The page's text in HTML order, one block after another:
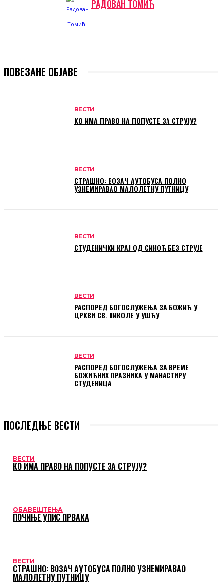
РАДОВАН ТОМИЋ
ПОВЕЗАНЕ ОБЈАВЕ
ВЕСТИ
КО ИМА ПРАВО НА ПОПУСТЕ ЗА СТРУЈУ?
ВЕСТИ
СТРАШНО: ВОЗАЧ АУТОБУСА ПОЛНО
УЗНЕМИРАВАО МАЛОЛЕТНУ ПУТНИЦУ
ВЕСТИ
СТУДЕНИЧКИ КРАЈ ОД СИНОЋ БЕЗ СТРУЈЕ
ВЕСТИ
РАСПОРЕД БОГОСЛУЖЕЊА ЗА БОЖИЋ У
ЦРКВИ СВ. НИКОЛЕ У УШЋУ
ВЕСТИ
РАСПОРЕД БОГОСЛУЖЕЊА ЗА ВРЕМЕ
БОЖИЋНИХ ПРАЗНИКА У МАНАСТИРУ
СТУДЕНИЦА
ПОСЛЕДЊЕ ВЕСТИ
ВЕСТИ
КО ИМА ПРАВО НА ПОПУСТЕ ЗА СТРУЈУ?
ОБАВЕШТЕЊА
ПОЧИЊЕ УПИС ПРВАКА
ВЕСТИ
СТРАШНО: ВОЗАЧ АУТОБУСА ПОЛНО УЗНЕМИРАВАО
МАЛОЛЕТНУ ПУТНИЦУ